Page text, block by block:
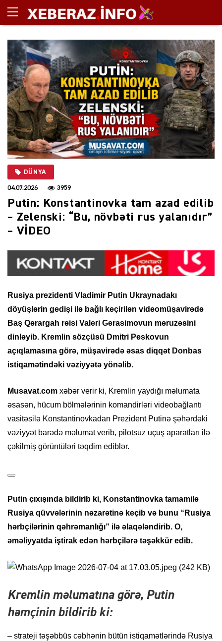
DÜNYA
04.07.2026 3959
Putin: Konstantinovka tam azad edilib
– Zelenski: “Bu, növbəti rus yalanıdır”
– VİDEO
Rusiya prezidenti Vladimir Putin Ukraynadakı
döyüşlərin gedişi ilə bağlı keçirilən videomüşavirədə
Baş Qərargah rəisi Valeri Gerasimovun məruzəsini
dinləyib. Kremlin sözçüsü Dmitri Peskovun
açıqlamasına görə, müşavirədə əsas diqqət Donbas
istiqamətindəki vəziyyətə yönəlib.
Musavat.com xəbər verir ki, Kremlin yaydığı məlumata
əsasən, hücum bölmələrinin komandirləri videobağlantı
vasitəsilə Konstantinovkadan Prezident Putinə şəhərdəki
vəziyyət barədə məlumat verib, pilotsuz uçuş aparatları ilə
çəkilmiş görüntüləri təqdim ediblər.
Putin çıxışında bildirib ki, Konstantinovka tamamilə
Rusiya qüvvələrinin nəzarətinə keçib və bunu “Rusiya
hərbçilərinin qəhrəmanlığı” ilə əlaqələndirib. O,
əməliyyatda iştirak edən hərbçilərə təşəkkür edib.
Kremlin məlumatına görə, Putin
həmçinin bildirib ki:
– strateji təşəbbüs cəbhənin bütün istiqamətlərində Rusiya